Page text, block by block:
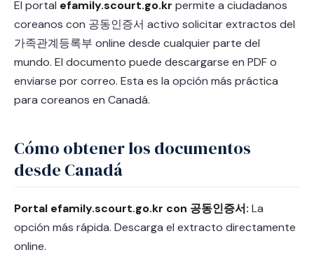
El portal efamily.scourt.go.kr permite a ciudadanos
coreanos con 공동인증서 activo solicitar extractos del
가족관계등록부 online desde cualquier parte del
mundo. El documento puede descargarse en PDF o
enviarse por correo. Esta es la opción más práctica
para coreanos en Canadá.
Cómo obtener los documentos
desde Canadá
Portal efamily.scourt.go.kr con 공동인증서: La
opción más rápida. Descarga el extracto directamente
online.